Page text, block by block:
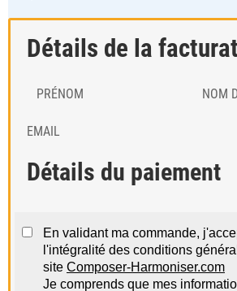
Détails de la
PRÉNOM NOM
EMAIL
Détails du paiement
En validant ma commande,
l'intégralité des conditions
site Composer-Harmoniser.com
Je comprends que mes